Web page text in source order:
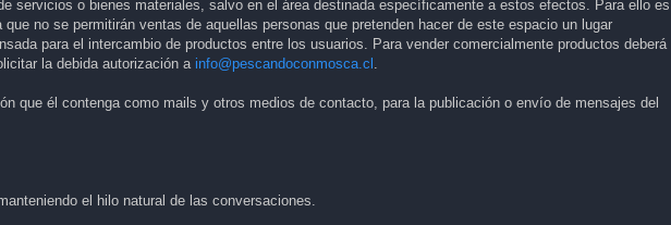
servicios o bienes materiales, salvo en el área destinada específicamente a estos efectos. Para ello es
no se permitirán ventas de aquellas personas que pretenden hacer de este espacio un lugar
para el intercambio de productos entre los usuarios. Para vender comercialmente productos deberá
la debida autorización a info@pescandoconmosca.cl
que él contenga como mails y otros medios de contacto, para la publicación o envío de mensajes del
el hilo natural de las conversaciones.